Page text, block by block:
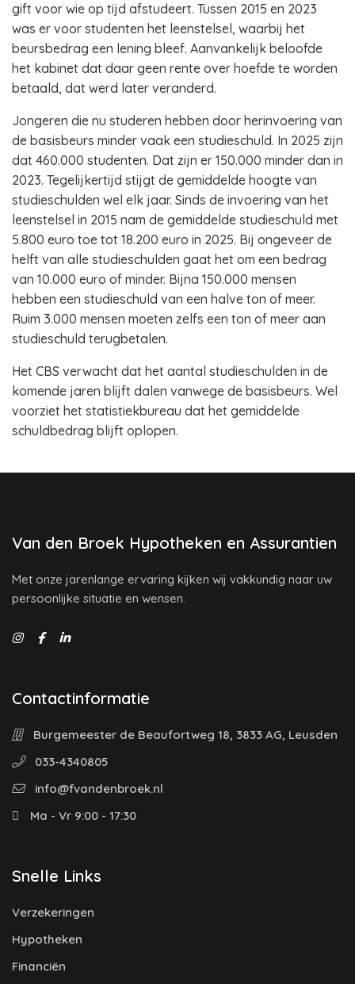
gift voor wie op tijd afstudeert. Tussen 2015 en 2023
was er voor studenten het leenstelsel, waarbij het
beursbedrag een lening bleef. Aanvankelijk beloofde
het kabinet dat daar geen rente over hoefde te worden
betaald, dat werd later veranderd.
Jongeren die nu studeren hebben door herinvoering van
de basisbeurs minder vaak een studieschuld. In 2025 zijn
dat 460.000 studenten. Dat zijn er 150.000 minder dan in
2023. Tegelijkertijd stijgt de gemiddelde hoogte van
studieschulden wel elk jaar. Sinds de invoering van het
leenstelsel in 2015 nam de gemiddelde studieschuld met
5.800 euro toe tot 18.200 euro in 2025. Bij ongeveer de
helft van alle studieschulden gaat het om een bedrag
van 10.000 euro of minder. Bijna 150.000 mensen
hebben een studieschuld van een halve ton of meer.
Ruim 3.000 mensen moeten zelfs een ton of meer aan
studieschuld terugbetalen.
Het CBS verwacht dat het aantal studieschulden in de
komende jaren blijft dalen vanwege de basisbeurs. Wel
voorziet het statistiekbureau dat het gemiddelde
schuldbedrag blijft oplopen.
Van den Broek Hypotheken en Assurantien
Met onze jarenlange ervaring kijken wij vakkundig naar uw
persoonlijke situatie en wensen.
Contactinformatie
Burgemeester de Beaufortweg 18, 3833 AG, Leusden
033-4340805
info@fvandenbroek.nl
Ma - Vr 9:00 - 17:30
Snelle Links
Verzekeringen
Hypotheken
Financiën